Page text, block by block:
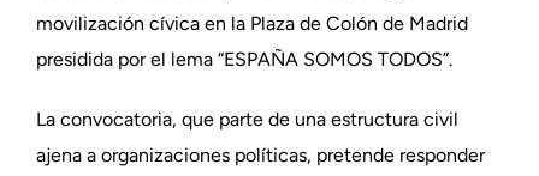
movilización cívica en la Plaza de Colón de Madrid
presidida por el lema “ESPAÑA SOMOS TODOS”.
La convocatoria, que parte de una estructura civil
ajena a organizaciones políticas, pretende responder